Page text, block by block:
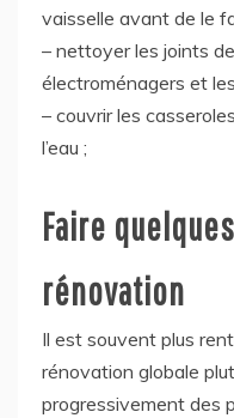
vaisselle avant de le
– nettoyer les joints
électroménagers et
– couvrir les
l’eau ;
Faire
rénovation
Il est souvent plus
rénovation globale
progressivement des